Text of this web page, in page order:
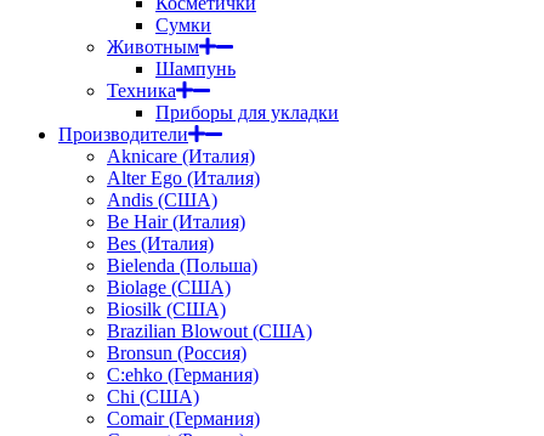
Сумки
Животным
Шампунь
Техника
Приборы для укладки
Производители
Aknicare (Италия)
Alter Ego (Италия)
Andis (США)
Be Hair (Италия)
Bes (Италия)
Bielenda (Польша)
Biolage (США)
Biosilk (США)
Brazilian Blowout (США)
Bronsun (Россия)
C:ehko (Германия)
Chi (США)
Comair (Германия)